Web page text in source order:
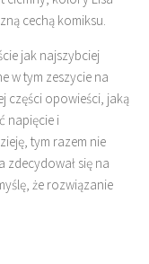
cechą komiksu.
jak najszybciej
w tym zeszycie na
części opowieści, jaką
napięcie i
tym razem nie
zdecydował się na
że rozwiązanie